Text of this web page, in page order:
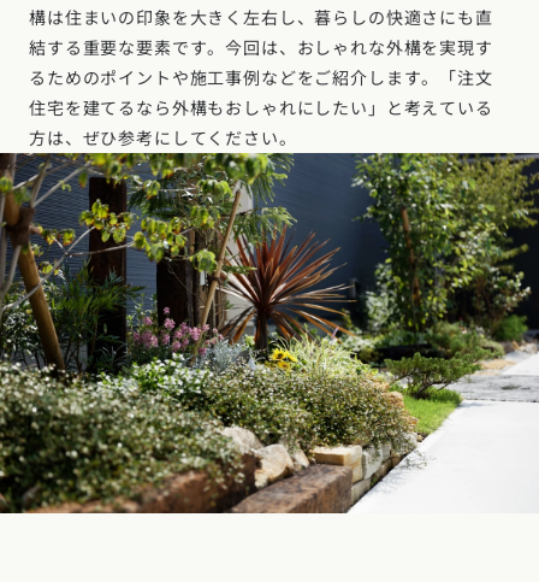
R+houseについて
性能
デザイン
家づくりの流れ
選べる仕様
コストパフォーマンス
アフターサポート
建築家
全国の工務店を探す
北海道・東北エリア
北海道 青森県岩手県宮城県秋田県山形県 福島県
関東エリア
東京都神奈川県埼玉県千葉県 栃木県群馬県
甲信越・北陸エリア
新潟県 富山県石川県福井県山梨県長野県
東海エリア
愛知県岐阜県静岡県三重県
関西エリア
施工事例
施工事例一覧
平屋
2階建て
狭小住宅
二世帯住宅
フォトギャラリー
オーナー様の声(評価・口コミ)
【特集】平屋の注文住宅
動画で学ぶ注文住宅
動画で学ぶ注文住宅
家づくりのお勉強
デザイン
ルームツアー
家づくりコラム
家づくりコラム一覧
注文住宅の基礎知識
設備・性能
お金と住まい
エリア別注文住宅
北海道・東北エリア
北海道青森県岩手県宮城県秋田県山形県福島県
関東エリア
東京都神奈川県埼玉県千葉県茨城県栃木県
チェックポイントがわかる！
家づくり３つのお役立ちツール
構は住まいの印象を大きく左右し、暮らしの快適さにも直
結する重要な要素です。今回は、おしゃれな外構を実現す
るためのポイントや施工事例などをご紹介します。「注文
住宅を建てるなら外構もおしゃれにしたい」と考えている
方は、ぜひ参考にしてください。